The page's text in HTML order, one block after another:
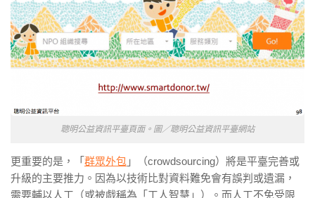
聰明公益資訊平臺頁面。圖／聰明公益資訊平臺網站
更重要的是， 「 群眾外包 」
（crowdsourcing）將是平臺完善或
升級的主要推力 。因為以技術比對資料難免會有誤判或遺漏，
需要輔以人工（或被戲稱為「工人智慧」）。而人工不免受限